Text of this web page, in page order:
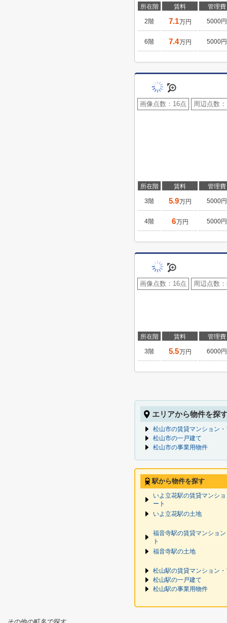
所在階 賃料 管理費
2階 7.1万円 5000円
6階 7.4万円 5000円
画像点数： 16点 周辺点数：
所在階 賃料 管理費
3階 5.9万円 5000円
4階 6万円 5000円
画像点数： 16点 周辺点数：
所在階 賃料 管理費
3階 5.5万円 6000円
エリアから物件を探
松山市の賃貸マンション
松山市の一戸建て
松山市の事業用物件
駅から物件を探す
いよ立花駅の賃貸マンシ
ート
いよ立花駅の土地
福音寺駅の賃貸マンショ
ト
福音寺駅の土地
松山駅の賃貸マンション
松山駅の一戸建て
松山駅の事業用物件